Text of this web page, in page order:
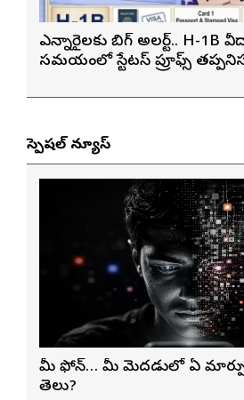
ఎన్నారైలకు బిగ్ అలర్ట్.. H-1B
సమయంలో స్టేటస్ ప్రూఫ్స్
స్పెషల్ న్యూస్
మీ ఫోన్… మీ మెదడులో ఏ
తెలుసా?